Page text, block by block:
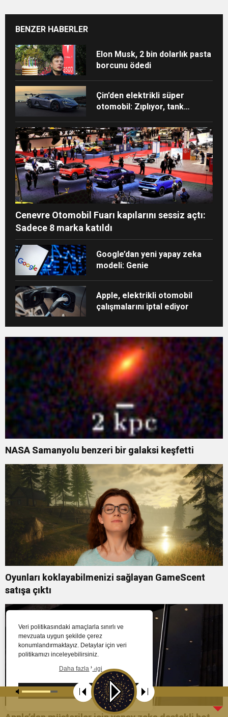
Veri politikasındaki amaçlarla sınırlı ve
mevzuata uygun şekilde çerez
konumlandırmaktayız. Detaylar için veri
politikamızı inceleyebilirsiniz.
Daha fazla bilgi
Tamam
BENZER HABERLER
Elon Musk, 2 bin dolarlık pasta
borcunu ödedi
Çin’den elektrikli süper
otomobil: Zıplıyor, tank
gidebiliyor
Cenevre Otomobil Fuarı kapılarını sessiz açtı:
Sadece 8 marka katıldı
Google’dan yeni yapay zeka
modeli: Genie
Apple, elektrikli otomobil
çalışmalarını iptal ediyor
NASA Samanyolu benzeri bir galaksi keşfetti
Oyunları koklayabilmenizi sağlayan GameScent
satışa çıktı